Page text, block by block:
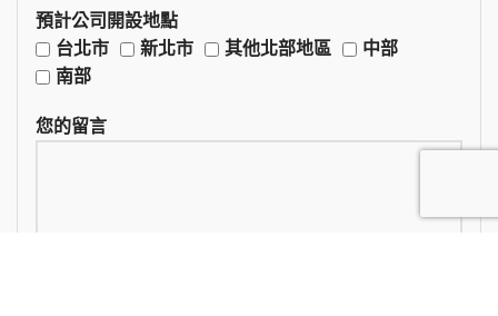
預計公司開設地點
台北市
新北市 其他北部地區
中部
南部
您的留言